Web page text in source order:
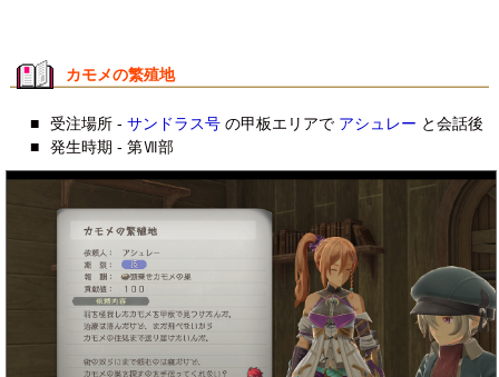
カモメの繁殖地
■ 受注場所 - サンドラス号の甲板エリアで アシュレー と会話後
■
発生時期 - 第Ⅶ部